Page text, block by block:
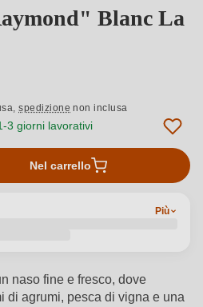
Blanc La
spedizione non inclusa
3 giorni lavorativi
Nel carrello
Più
naso fine e fresco, dove
di agrumi, pesca di vigna e una